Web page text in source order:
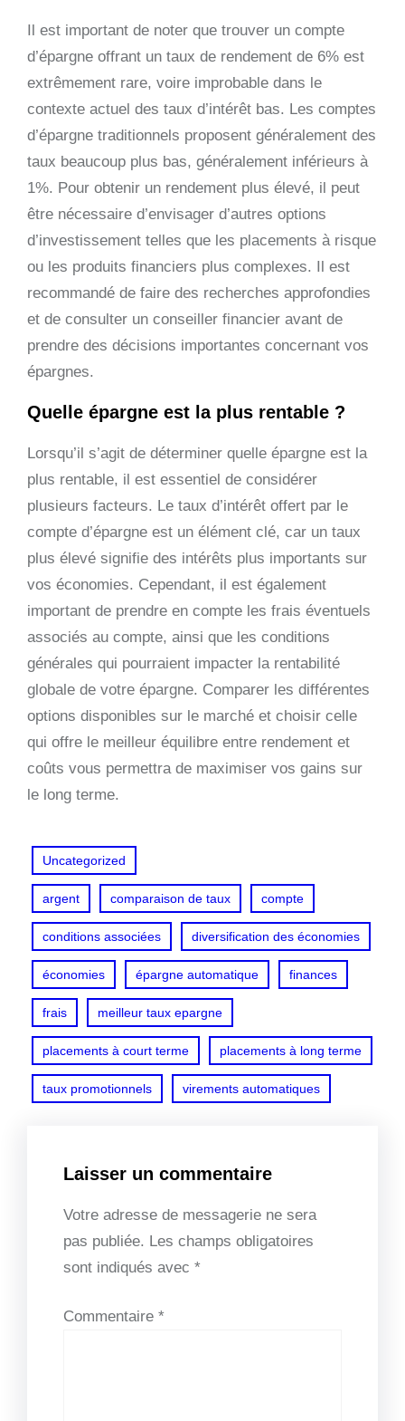
Il est important de noter que trouver un compte
d’épargne offrant un taux de rendement de 6% est
extrêmement rare, voire improbable dans le
contexte actuel des taux d’intérêt bas. Les comptes
d’épargne traditionnels proposent généralement des
taux beaucoup plus bas, généralement inférieurs à
1%. Pour obtenir un rendement plus élevé, il peut
être nécessaire d’envisager d’autres options
d’investissement telles que les placements à risque
ou les produits financiers plus complexes. Il est
recommandé de faire des recherches approfondies
et de consulter un conseiller financier avant de
prendre des décisions importantes concernant vos
épargnes.
Quelle épargne est la plus rentable ?
Lorsqu’il s’agit de déterminer quelle épargne est la
plus rentable, il est essentiel de considérer
plusieurs facteurs. Le taux d’intérêt offert par le
compte d’épargne est un élément clé, car un taux
plus élevé signifie des intérêts plus importants sur
vos économies. Cependant, il est également
important de prendre en compte les frais éventuels
associés au compte, ainsi que les conditions
générales qui pourraient impacter la rentabilité
globale de votre épargne. Comparer les différentes
options disponibles sur le marché et choisir celle
qui offre le meilleur équilibre entre rendement et
coûts vous permettra de maximiser vos gains sur
le long terme.
Uncategorized
argent comparaison de taux compte
conditions associées diversification des économies
économies épargne automatique finances
frais meilleur taux epargne
placements à court terme placements à long terme
taux promotionnels virements automatiques
Laisser un commentaire
Votre adresse de messagerie ne sera
pas publiée. Les champs obligatoires
sont indiqués avec *
Commentaire *